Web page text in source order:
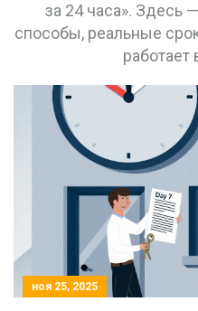
за 24 часа». Здесь
способы, реальные
работает
ноя 25, 2025